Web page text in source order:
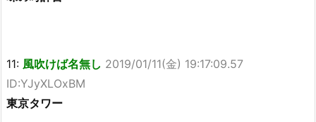
11: 風吹けば名無し 2019/01/11(金) 19:17:09.57
ID:YJyXLOxBM
東京タワー